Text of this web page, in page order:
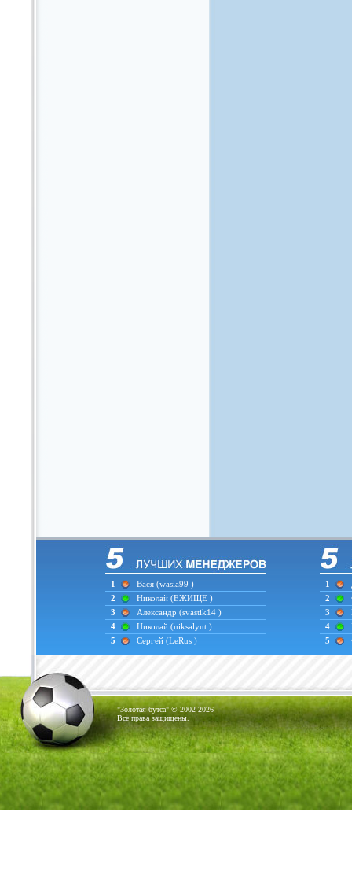
1 Вася (wasia99 )
2
Николай (ЕЖИЩЕ )
3
Александр (svastik14 )
4
Николай (niksalyut )
5
Сергей (LeRus )
1
2
3
4
5
"Золотая бутса" © 2002-2026
Все права защищены.